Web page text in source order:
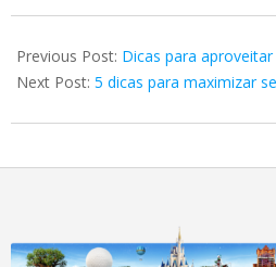
02-
27
Previous Post: Dicas para
Next Post: 5 dicas para maximizar